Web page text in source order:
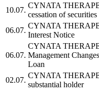
10.07.
CYNATA
cessation of
06.07.
CYNATA
Interest Notice
06.07.
CYNATA
Management
Loan
02.07.
CYNATA
substantial holder